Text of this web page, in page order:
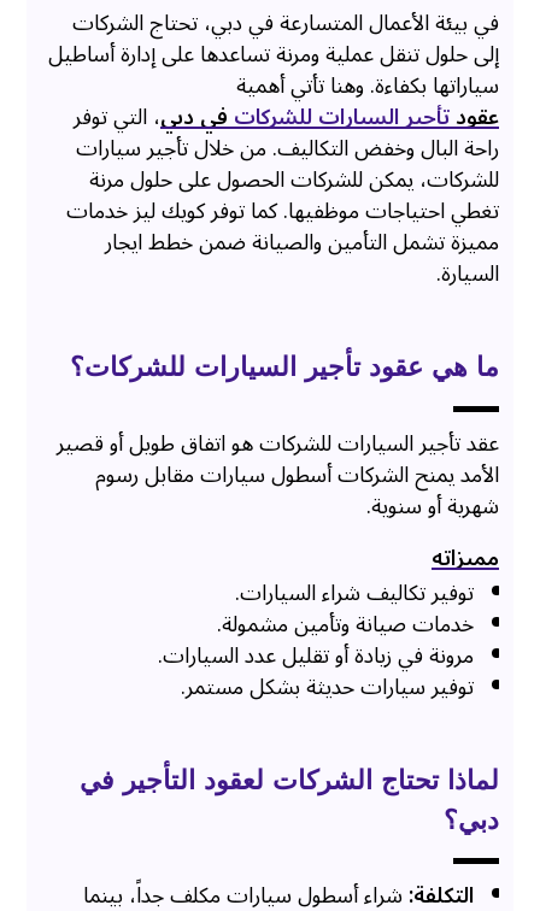
في بيئة الأعمال المتسارعة في دبي، تحتاج الشركات
إلى حلول تنقل عملية ومرنة تساعدها على إدارة أساطيل
سياراتها بكفاءة. وهنا تأتي أهمية
عقودتأجير السيارات للشركاتفي دبي، التي توفر
راحة البال وخفض التكاليف. من خلال تأجير سيارات
للشركات، يمكن للشركات الحصول على حلول مرنة
تغطي احتياجات موظفيها. كما توفر كويك ليز خدمات
مميزة تشمل التأمين والصيانة ضمن خطط ايجار
السيارة.
ما هي عقود تأجير السيارات للشركات؟
عقد تأجير السيارات للشركات هو اتفاق طويل أو قصير
الأمد يمنح الشركات أسطول سيارات مقابل رسوم
شهرية أو سنوية.
مميزاته
توفير تكاليف شراء السيارات.
خدمات صيانة وتأمين مشمولة.
مرونة في زيادة أو تقليل عدد السيارات.
توفير سيارات حديثة بشكل مستمر.
لماذا تحتاج الشركات لعقود التأجير في
دبي؟
التكلفة:شراء أسطول سيارات مكلف جداً، بينما